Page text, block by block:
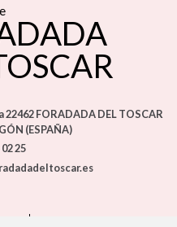
22462FORADADA DEL TOSCAR
(ESPAÑA)
25